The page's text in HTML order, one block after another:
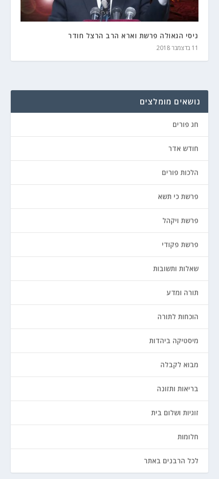
ניסי הגאולה פרשת וארא הרב הרצל חודר
11 בדצמבר 2018
נושאים מומלצים
חג פורים
חודש אדר
הלכות פורים
פרשת כי תשא
פרשת ויקהל
פרשת פקודי
שאלות ותשובות
תורה ומדע
הוכחות לתורה
מיסטיקה ביהדות
מבוא לקבלה
בריאות ותזונה
זוגיות ושלום בית
חלומות
לכל הרבנים באתר